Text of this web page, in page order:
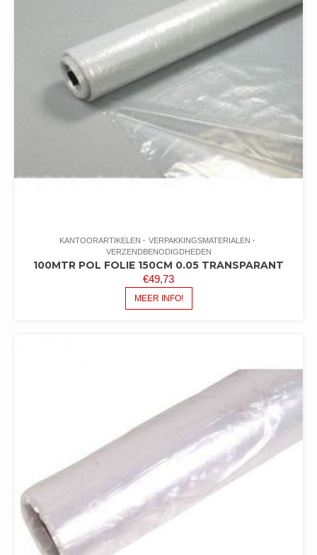
KANTOORARTIKELEN
VERPAKKINGSMATERIALEN
VERZENDBENODIGDHEDEN
100MTR POL FOLIE 150CM 0.05 TRANSPARANT
€49,73
MEER INFO!